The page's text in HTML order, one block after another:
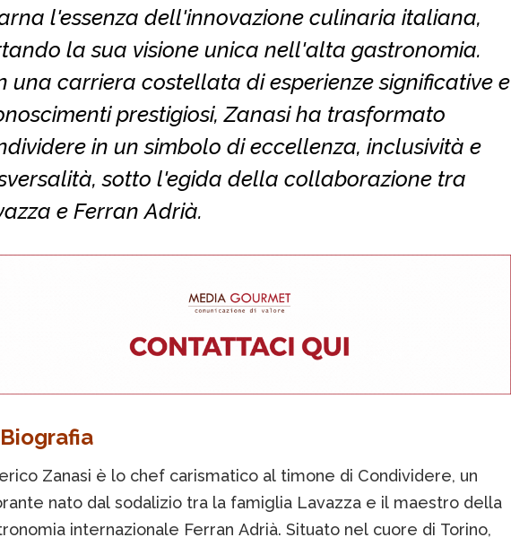
l'essenza dell'innovazione culinaria italiana,
la sua visione unica nell'alta gastronomia.
una carriera costellata di esperienze significative e
prestigiosi, Zanasi ha trasformato
in un simbolo di eccellenza, inclusività e
sotto l'egida della collaborazione tra
e Ferran Adrià.
Zanasi è lo chef carismatico al timone di Condividere, un
nato dal sodalizio tra la famiglia Lavazza e il maestro della
internazionale Ferran Adrià. Situato nel cuore di Torino,